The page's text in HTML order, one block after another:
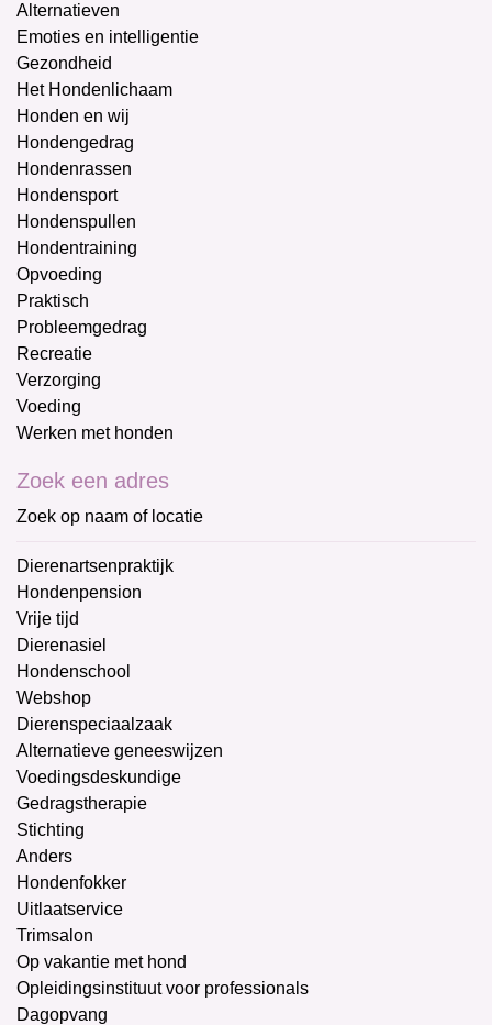
Alternatieven
Emoties en intelligentie
Gezondheid
Het Hondenlichaam
Honden en wij
Hondengedrag
Hondenrassen
Hondensport
Hondenspullen
Hondentraining
Opvoeding
Praktisch
Probleemgedrag
Recreatie
Verzorging
Voeding
Werken met honden
Zoek een adres
Zoek op naam of locatie
Dierenartsenpraktijk
Hondenpension
Vrije tijd
Dierenasiel
Hondenschool
Webshop
Dierenspeciaalzaak
Alternatieve geneeswijzen
Voedingsdeskundige
Gedragstherapie
Stichting
Anders
Hondenfokker
Uitlaatservice
Trimsalon
Op vakantie met hond
Opleidingsinstituut voor professionals
Dagopvang